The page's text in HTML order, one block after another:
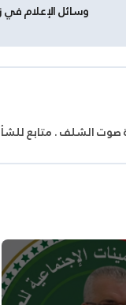
وسائل الإعلام في
صوت الشلف . متابع